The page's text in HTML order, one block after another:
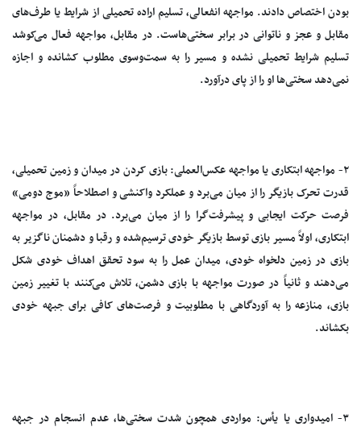
بودن اختصاص دادند. مواجهه انفعالی، تسلیم اراده تحمیلی از شرایط یا طرف‌های
مقابل و عجز و ناتوانی در برابر سختی‌هاست. در مقابل، مواجهه فعال می‌کوشد
تسلیم شرایط تحمیلی نشده و مسیر را به سمت‌وسوی مطلوب کشانده و اجازه
نمی‌دهد سختی‌ها او را از پای درآورد.
۲- مواجهه ابتکاری یا مواجهه عکس‌العملی: بازی کردن در میدان و زمین تحمیلی،
قدرت تحرک بازیگر را از میان می‌برد و عملکرد واکنشی و اصطلاحاً «موج دومی»
فرصت حرکت ایجابی و پیشرفت‌گرا را از میان می‌برد. در مقابل، در مواجهه
ابتکاری، اولاً مسیر بازی توسط بازیگر خودی ترسیم‌شده و رقبا و دشمنان ناگزیر به
بازی در زمین دلخواه خودی، میدان عمل را به سود تحقق اهداف خودی شکل
می‌دهند و ثانیاً در صورت مواجهه با بازی دشمن، تلاش می‌کنند با تغییر زمین
بازی، منازعه را به آوردگاهی با مطلوبیت و فرصت‌های کافی برای جبهه خودی
بکشاند.
۳- امیدواری یا یأس: مواردی همچون شدت سختی‌ها، عدم انسجام در جبهه